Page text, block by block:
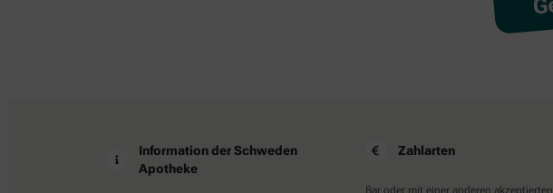
Information der Schweden
Apotheke
Zahlarten